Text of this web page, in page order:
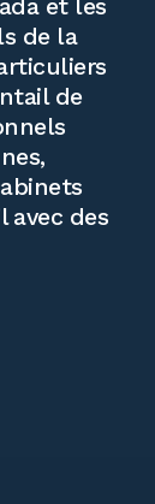
et les
de la
de
avec des